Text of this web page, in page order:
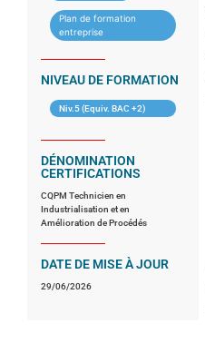
Plan de formation
entreprise
NIVEAU DE FORMATION
Niv.5 (Equiv. BAC +2)
DÉNOMINATION
CERTIFICATIONS
CQPM Technicien en
Industrialisation et en
Amélioration de Procédés
DATE DE MISE À JOUR
29/06/2026